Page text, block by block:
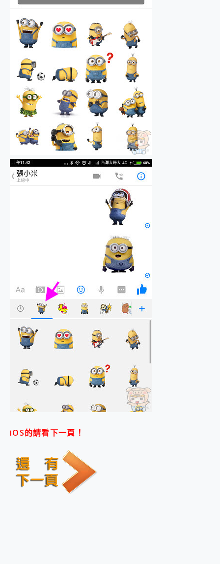
iOS的請看下一頁！